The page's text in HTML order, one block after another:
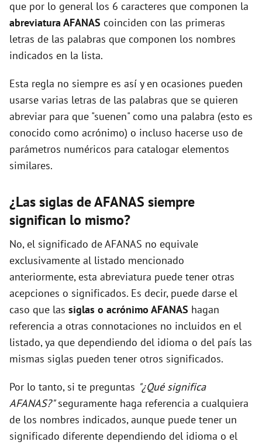
d
o
que por lo general los 6 caracteres que componen la
abreviatura AFANAS coinciden con las primeras
letras de las palabras que componen los nombres
indicados en la lista.
Esta regla no siempre es así y en ocasiones pueden
usarse varias letras de las palabras que se quieren
abreviar para que "suenen" como una palabra (esto es
conocido como acrónimo) o incluso hacerse uso de
parámetros numéricos para catalogar elementos
similares.
¿Las siglas de AFANAS siempre
significan lo mismo?
No, el significado de AFANAS no equivale
exclusivamente al listado mencionado
anteriormente, esta abreviatura puede tener otras
acepciones o significados. Es decir, puede darse el
caso que las siglas o acrónimo AFANAS hagan
referencia a otras connotaciones no incluidos en el
listado, ya que dependiendo del idioma o del país las
mismas siglas pueden tener otros significados.
Por lo tanto, si te preguntas "¿Qué significa
AFANAS?"seguramente haga referencia a cualquiera
de los nombres indicados, aunque puede tener un
significado diferente dependiendo del idioma o el